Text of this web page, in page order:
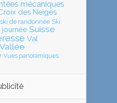
mécaniques
des Neiges
ski de randonnée Ski
Suisse
Val
Vallée
Vues panoramiques